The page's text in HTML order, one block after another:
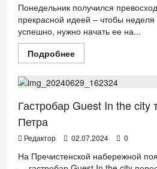
Понедельник получился
прекрасной идеей – чтобы
успешно, нужно начать ее на...
ПодробнееПрочитать
больше
Гастробар
Guests
the
city
паназию
РЕСТОРАНЫ
Гастробар Guest In the city
Петра
Редактор 02.07.2024 0
На Пречистенской набережной